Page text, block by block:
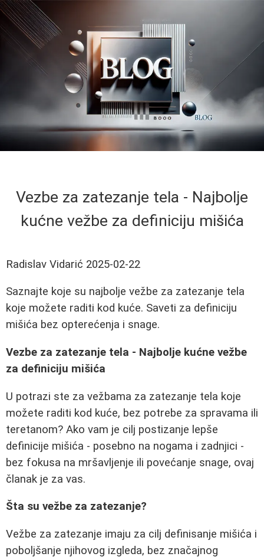
Vezbe za zatezanje tela - Najbolje
kućne vežbe za definiciju mišića
Radislav Vidarić 2025-02-22
Saznajte koje su najbolje vežbe za zatezanje tela
koje možete raditi kod kuće. Saveti za definiciju
mišića bez opterećenja i snage.
Vezbe za zatezanje tela - Najbolje kućne vežbe
za definiciju mišića
U potrazi ste za vežbama za zatezanje tela koje
možete raditi kod kuće, bez potrebe za spravama ili
teretanom? Ako vam je cilj postizanje lepše
definicije mišića - posebno na nogama i zadnjici -
bez fokusa na mršavljenje ili povećanje snage, ovaj
članak je za vas.
Šta su vežbe za zatezanje?
Vežbe za zatezanje imaju za cilj definisanje mišića i
poboljšanje njihovog izgleda, bez značajnog